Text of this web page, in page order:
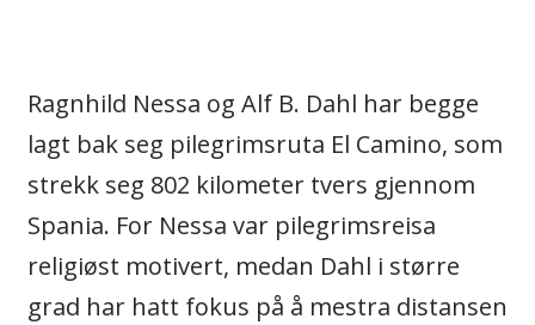
Ragnhild Nessa og Alf B. Dahl har begge
lagt bak seg pilegrimsruta El Camino, som
strekk seg 802 kilometer tvers gjennom
Spania. For Nessa var pilegrimsreisa
religiøst motivert, medan Dahl i større
grad har hatt fokus på å mestra distansen